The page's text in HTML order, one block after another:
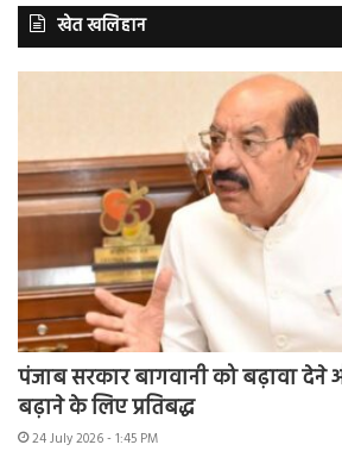
खेत खलिहान
पंजाब सरकार बागवानी को बढ़ावा
बढ़ाने के लिए प्रतिबद्ध
24 July 2026 - 1:45 PM